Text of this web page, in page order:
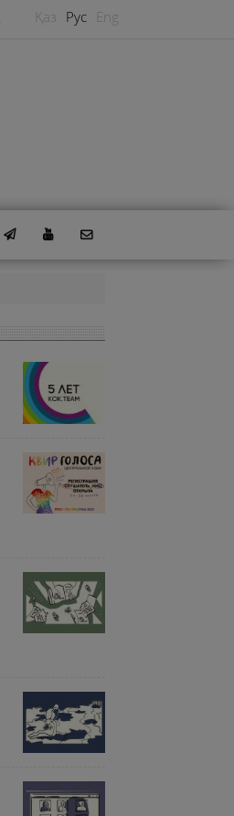
Қаз Рус Eng